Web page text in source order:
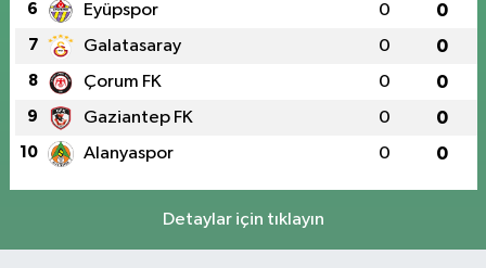
6 Eyüpspor 0 0
7 Galatasaray 0 0
8 Çorum FK 0 0
9 Gaziantep FK 0 0
10 Alanyaspor 0 0
Detaylar için tıklayın